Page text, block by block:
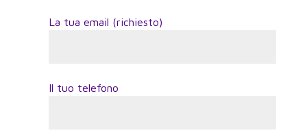
La tua email (richiesto)
Il tuo telefono